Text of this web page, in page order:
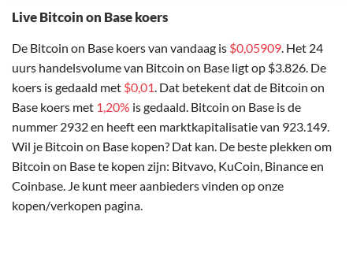
Live Bitcoin on Base koers
De Bitcoin on Base koers van vandaag is $0,05909. Het 24
uurs handelsvolume van Bitcoin on Base ligt op $3.826. De
koers is gedaald met $0,01. Dat betekent dat de Bitcoin on
Base koers met 1,20% is gedaald. Bitcoin on Base is de
nummer 2932 en heeft een marktkapitalisatie van 923.149.
Wil je Bitcoin on Base kopen? Dat kan. De beste plekken om
Bitcoin on Base te kopen zijn: Bitvavo, KuCoin, Binance en
Coinbase. Je kunt meer aanbieders vinden op onze
kopen/verkopen pagina.